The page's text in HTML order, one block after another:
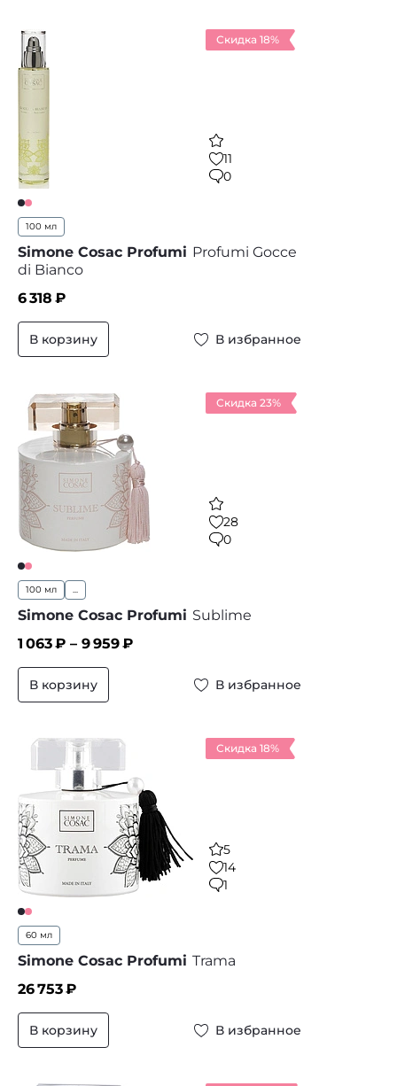
Скидка 18%
11
0
100 мл
Simone Cosac Profumi Profumi Gocce
di Bianco
6 318 ₽
В корзину В избранное
Скидка 23%
28
0
100 мл ...
Simone Cosac Profumi Sublime
1 063₽ – 9 959₽
В корзину В избранное
Скидка 18%
5
14
1
60 мл
Simone Cosac Profumi Trama
26 753₽
В корзину В избранное